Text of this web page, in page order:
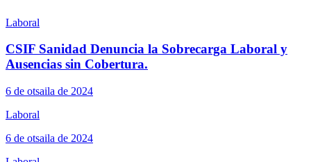
Laboral
CSIF Sanidad Denuncia la Sobrecarga Laboral y
Ausencias sin Cobertura.
6 de otsaila de 2024
Laboral
6 de otsaila de 2024